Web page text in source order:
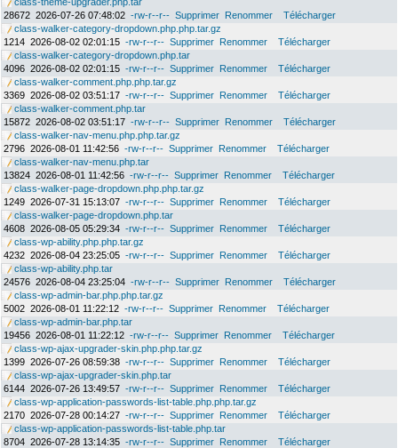
28672 2026-07-26 07:48:02 -rw-r--r-- Supprimer Renommer
Télécharger
class-walker-category-dropdown.php.php.tar.gz
1214 2026-08-02 02:01:15 -rw-r--r-- Supprimer Renommer
Télécharger
class-walker-category-dropdown.php.tar
4096 2026-08-02 02:01:15 -rw-r--r-- Supprimer Renommer
Télécharger
class-walker-comment.php.php.tar.gz
3369 2026-08-02 03:51:17 -rw-r--r-- Supprimer Renommer
Télécharger
class-walker-comment.php.tar
15872 2026-08-02 03:51:17 -rw-r--r-- Supprimer Renommer
Télécharger
class-walker-nav-menu.php.php.tar.gz
2796 2026-08-01 11:42:56 -rw-r--r-- Supprimer Renommer
Télécharger
class-walker-nav-menu.php.tar
13824 2026-08-01 11:42:56 -rw-r--r-- Supprimer Renommer
Télécharger
class-walker-page-dropdown.php.php.tar.gz
1249 2026-07-31 15:13:07 -rw-r--r-- Supprimer Renommer
Télécharger
class-walker-page-dropdown.php.tar
4608 2026-08-05 05:29:34 -rw-r--r-- Supprimer Renommer
Télécharger
class-wp-ability.php.php.tar.gz
4232 2026-08-04 23:25:05 -rw-r--r-- Supprimer Renommer
Télécharger
class-wp-ability.php.tar
24576 2026-08-04 23:25:04 -rw-r--r-- Supprimer Renommer
Télécharger
class-wp-admin-bar.php.php.tar.gz
5002 2026-08-01 11:22:12 -rw-r--r-- Supprimer Renommer
Télécharger
class-wp-admin-bar.php.tar
19456 2026-08-01 11:22:12 -rw-r--r-- Supprimer Renommer
Télécharger
class-wp-ajax-upgrader-skin.php.php.tar.gz
1399 2026-07-26 08:59:38 -rw-r--r-- Supprimer Renommer
Télécharger
class-wp-ajax-upgrader-skin.php.tar
6144 2026-07-26 13:49:57 -rw-r--r-- Supprimer Renommer
Télécharger
class-wp-application-passwords-list-table.php.php.tar.gz
2170 2026-07-28 00:14:27 -rw-r--r-- Supprimer Renommer
Télécharger
class-wp-application-passwords-list-table.php.tar
8704 2026-07-28 13:14:35 -rw-r--r-- Supprimer Renommer
Télécharger